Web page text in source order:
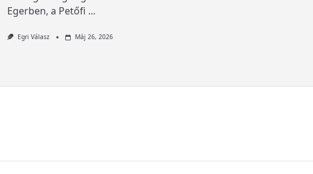
Egerben, a Petőfi ...
Egri Válasz Máj 26, 2026